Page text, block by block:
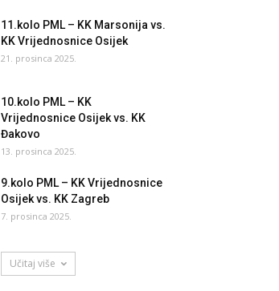
11.kolo PML – KK Marsonija vs.
KK Vrijednosnice Osijek
21. prosinca 2025.
10.kolo PML – KK
Vrijednosnice Osijek vs. KK
Đakovo
13. prosinca 2025.
9.kolo PML – KK Vrijednosnice
Osijek vs. KK Zagreb
7. prosinca 2025.
Učitaj više